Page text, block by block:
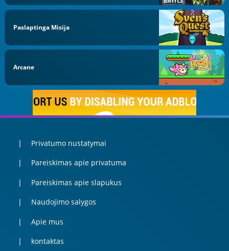
Paslaptinga Misija
Arcane
Privatumo nustatymai
Pareiskimas apie privatuma
Pareiskimas apie slapukus
Naudojimo salygos
Apie mus
kontaktas